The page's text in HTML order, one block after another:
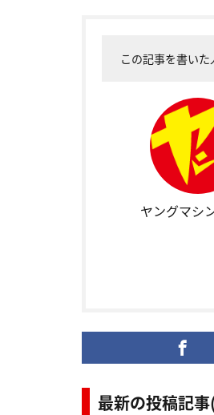
この記事を書いた
ヤングマシ
最新の投稿記